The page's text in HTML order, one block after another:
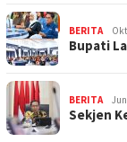
BERITA
Bupati
BERITA
Sekjen